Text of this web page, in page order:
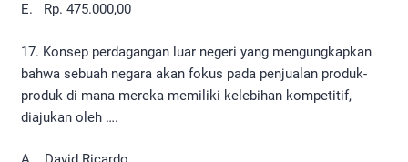
E. Rp. 475.000,00
17. Konsep perdagangan luar negeri yang mengungkapkan
bahwa sebuah negara akan fokus pada penjualan produk-
produk di mana mereka memiliki kelebihan kompetitif,
diajukan oleh ….